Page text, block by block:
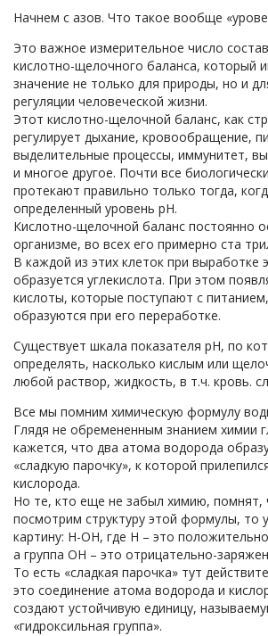
Начнем с азов. Что такое вообще
Это важное измерительное число
кислотно-щелочного баланса, который
значение не только для природы, но и
регуляции человеческой жизни.
Этот кислотно-щелочной баланс, как
регулирует дыхание, кровообращение,
выделительные процессы, иммунитет,
и многое другое. Почти все
протекают правильно только тогда,
определенный уровень рН.
Кислотно-щелочной баланс постоянно
организме, во всех его примерно ста
В каждой из этих клеток при выработке
образуется углекислота. При этом
кислоты, которые поступают с
образуются при его переработке.
Существует шкала показателя рН, по
определять, насколько кислым или
любой раствор, жидкость, в т.ч. кровь.
Все мы помним химическую формулу
Глядя не обремененным знанием химии
кажется, что два атома водорода
«сладкую парочку», к которой
кислорода.
Но те, кто еще не забыл химию, помнят,
посмотрим структуру этой формулы, то
картину: Н-ОН, где Н – это
а группа ОН – это отрицательно-
То есть «сладкая парочка» тут
это соединение атома водорода и
создают устойчивую единицу,
«гидроксильная группа».